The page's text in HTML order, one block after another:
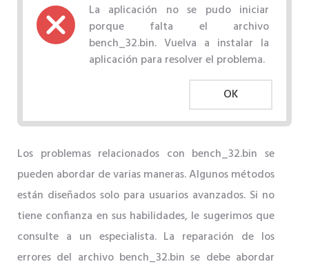
La aplicación no se pudo iniciar
porque falta el archivo
bench_32.bin. Vuelva a instalar la
aplicación para resolver el problema.
OK
Los problemas relacionados con bench_32.bin se
pueden abordar de varias maneras. Algunos métodos
están diseñados solo para usuarios avanzados. Si no
tiene confianza en sus habilidades, le sugerimos que
consulte a un especialista. La reparación de los
errores del archivo bench_32.bin se debe abordar